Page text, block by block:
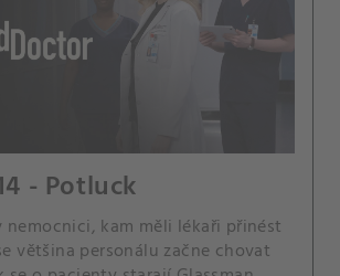
- Potluck
nemocnici, kam měli lékaři přinést
většina personálu začne chovat